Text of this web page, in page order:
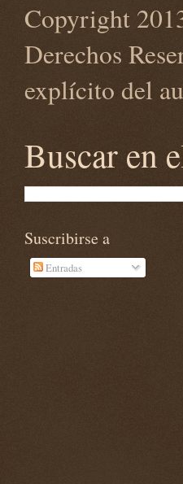
Copyright
Derechos
explícito del
Buscar en
Suscribirse a
Entradas